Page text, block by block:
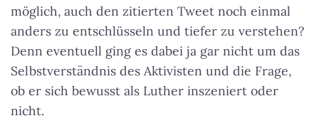
möglich, auch den zitierten Tweet noch einmal
anders zu entschlüsseln und tiefer zu verstehen?
Denn eventuell ging es dabei ja gar nicht um das
Selbstverständnis des Aktivisten und die Frage,
ob er sich bewusst als Luther inszeniert oder
nicht.